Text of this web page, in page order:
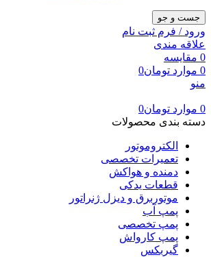
جست و جو
ورود / فرم ثبت نام
علاقه مندی
0 مقایسه
0 موارد تومان0
منو
0 موارد تومان0
دسته بندی محصولات
الکتروموتور
تعمیرات تخصصی
دمنده و هواکش
قطعات یدکی
موتوربرق و دیزل ژنراتور
پمپ آب
پمپ تخصصی
پمپ کارواش
گیربکس